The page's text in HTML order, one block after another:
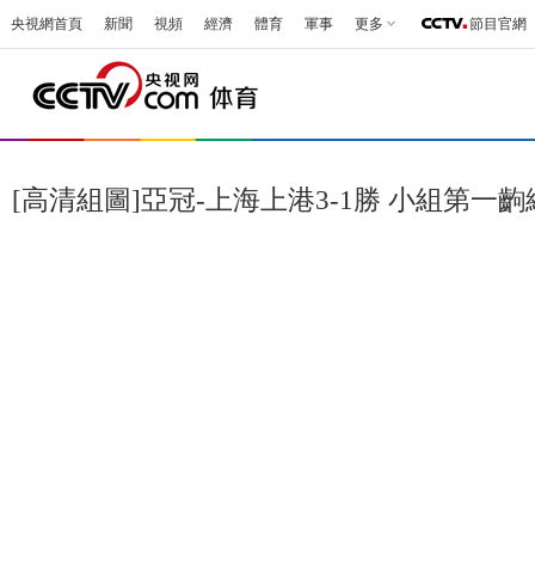
央視網首頁 新聞 視頻 經濟 體育 軍事 更多 節目官網
[高清組圖]亞冠-上海上港3-1勝 小組第一齣